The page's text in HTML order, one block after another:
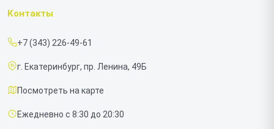
Срочный ремонт
Доставка и способы оплаты
Диагностика
Контакты
Ноутбуков
Контакты
+7 (343) 226-49-61
г. Екатеринбург, пр. Ленина, 49Б
Посмотреть на карте
Ежедневно с 8:30 до 20:30